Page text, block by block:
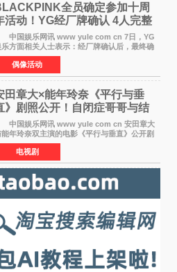
全员确定参加十周
活动！YG经厂牌确认 4人完整
体合体成行
国娱乐网讯 www yule com cn 7日，YG
乐方面相关人士表示：经厂牌确认后，最终确
4名成员均将出席。YG方面最终确认了智秀、
、ROS&Eacute;、LISA四位
成员全员出席，使组
偶像活动
田章大×能年玲奈《平行与垂
》剧照公开！自闭症哥哥与结
婚前夕妹妹直面未来
国娱乐网讯 www yule com cn 安田章大
能年玲奈双主演的电影《平行与垂直》公开剧
，该片将于8月28日上映。 本片围绕患有自
症谱系障碍的哥哥大贵（安田章大 饰）与即将
婚的妹妹
电视剧